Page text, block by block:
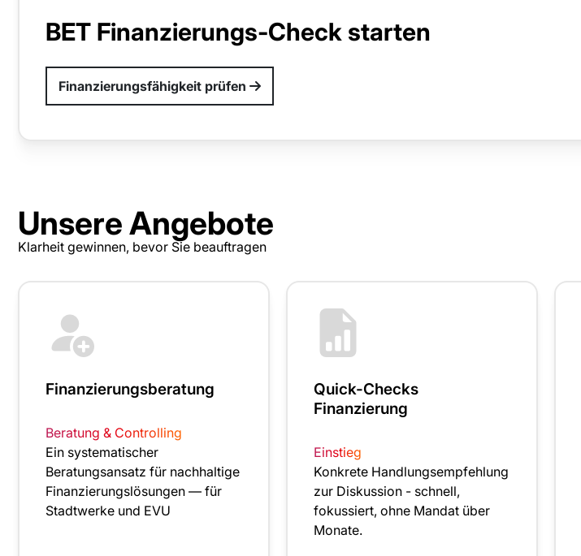
BET Finanzierungs-Check starten
Finanzierungsfähigkeit prüfen
Unsere Angebote
Klarheit gewinnen, bevor Sie beauftragen
Finanzierungsberatung
Beratung & Controlling
Ein systematischer
Beratungsansatz für nachhaltige
Finanzierungslösungen — für
Stadtwerke und EVU
Quick-Checks
Finanzierung
Einstieg
Konkrete Handlungsempfehlung
zur Diskussion - schnell,
fokussiert, ohne Mandat über
Monate.